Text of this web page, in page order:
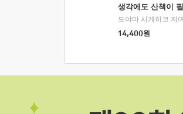
생각에도 산책이
도야마 시게히코 저/
14,400원